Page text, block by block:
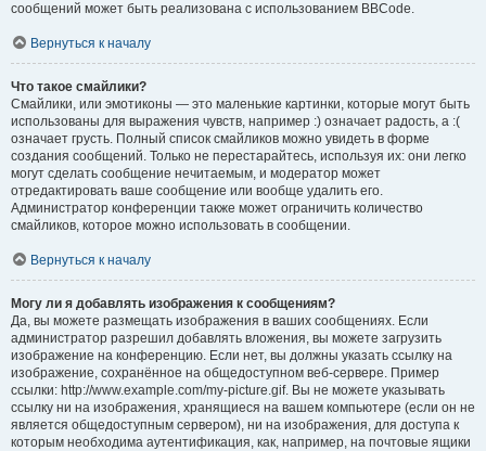
сообщений может быть реализована с использованием BBCode.
Вернуться к началу
Что такое смайлики?
Смайлики, или эмотиконы — это маленькие картинки, которые могут быть
использованы для выражения чувств, например :) означает радость, а :(
означает грусть. Полный список смайликов можно увидеть в форме
создания сообщений. Только не перестарайтесь, используя их: они легко
могут сделать сообщение нечитаемым, и модератор может
отредактировать ваше сообщение или вообще удалить его.
Администратор конференции также может ограничить количество
смайликов, которое можно использовать в сообщении.
Вернуться к началу
Могу ли я добавлять изображения к сообщениям?
Да, вы можете размещать изображения в ваших сообщениях. Если
администратор разрешил добавлять вложения, вы можете загрузить
изображение на конференцию. Если нет, вы должны указать ссылку на
изображение, сохранённое на общедоступном веб-сервере. Пример
ссылки: http://www.example.com/my-picture.gif. Вы не можете указывать
ссылку ни на изображения, хранящиеся на вашем компьютере (если он не
является общедоступным сервером), ни на изображения, для доступа к
которым необходима аутентификация, как, например, на почтовые ящики